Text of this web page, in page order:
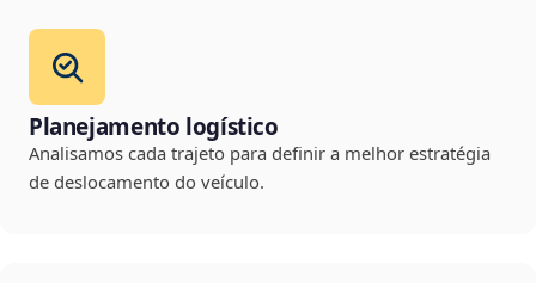
Planejamento logístico
Analisamos cada trajeto para definir a melhor estratégia
de deslocamento do veículo.